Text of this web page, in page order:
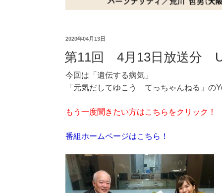
2020年04月13日
第11回 4月13日放送分
今回は「遺伝する病気」
「元気だしてゆこう てっちゃんねる」の
もう一度聞きたい方はこちらをクリック！
番組ホームページはこちら！